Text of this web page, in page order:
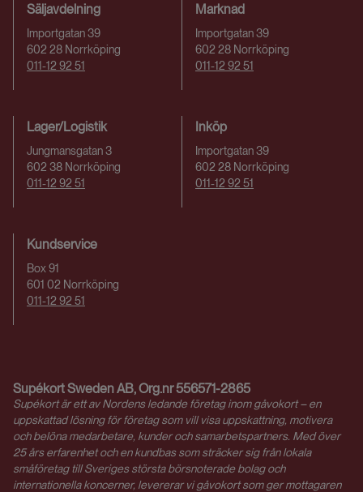
Säljavdelning
Importgatan 39
602 28 Norrköping
011-12 92 51
Marknad
Importgatan 39
602 28 Norrköping
011-12 92 51
Lager/Logistik
Jungmansgatan 3
602 38 Norrköping
011-12 92 51
Inköp
Importgatan 39
602 28 Norrköping
011-12 92 51
Kundservice
Box 91
601 02 Norrköping
011-12 92 51
Supékort Sweden AB,Org.nr556571-2865
Supékort är ett av Nordens ledande företag inom gåvokort – en
uppskattad lösning för företag som vill visa uppskattning, motivera
och belöna medarbetare, kunder och samarbetspartners. Med över
25 års erfarenhet och en kundbas som sträcker sig från lokala
småföretag till Sveriges största börsnoterade bolag och
internationella koncerner, levererar vi gåvokort som ger mottagaren